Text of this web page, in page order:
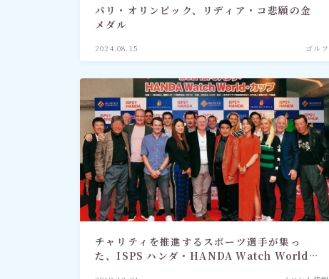
おすすめ記事
パリ・オリンピック、リディア・コ悲願の金
メダル
2024.08.15 ゴルフ
チャリティを推進するスポーツ選手が集っ
た、ISPS ハンダ・HANDA Watch World・